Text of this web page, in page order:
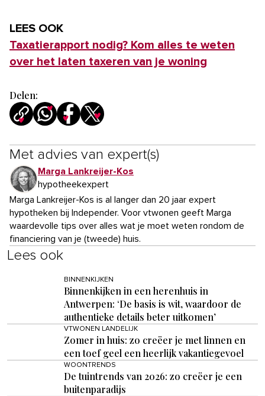
LEES OOK
Taxatierapport nodig? Kom alles te weten
over het laten taxeren van je woning
Delen:
Met advies van expert(s)
Marga Lankreijer-Kos
hypotheekexpert
Marga Lankreijer-Kos is al langer dan 20 jaar expert
hypotheken bij Independer. Voor vtwonen geeft Marga
waardevolle tips over alles wat je moet weten rondom de
financiering van je (tweede) huis.
Lees ook
BINNENKIJKEN
Binnenkijken in een herenhuis in
Antwerpen: ‘De basis is wit, waardoor de
authentieke details beter uitkomen’
VTWONEN LANDELIJK
Zomer in huis: zo creëer je met linnen en
een toef geel een heerlijk vakantiegevoel
WOONTRENDS
De tuintrends van 2026: zo creëer je een
buitenparadijs